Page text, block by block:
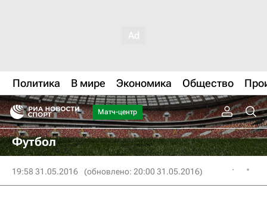
Политика В мире Экономика Общество
Матч-центр
Футбол
19:58 31.05.2016 (обновлено: 20:00 31.05.2016)